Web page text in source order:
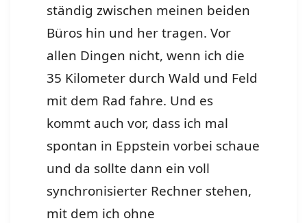
ständig zwischen meinen beiden
Büros hin und her tragen. Vor
allen Dingen nicht, wenn ich die
35 Kilometer durch Wald und Feld
mit dem Rad fahre. Und es
kommt auch vor, dass ich mal
spontan in Eppstein vorbei schaue
und da sollte dann ein voll
synchronisierter Rechner stehen,
mit dem ich ohne